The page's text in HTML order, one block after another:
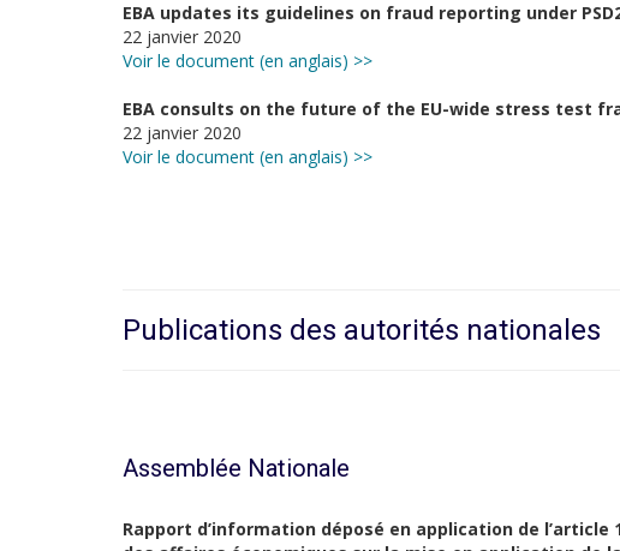
EBA updates its guidelines on fraud reporting under
22 janvier 2020
Voir le document (en anglais) >>
EBA consults on the future of the EU-wide stress test
22 janvier 2020
Voir le document (en anglais) >>
Publications des autorités nationales
Assemblée Nationale
Rapport d’information déposé en application de